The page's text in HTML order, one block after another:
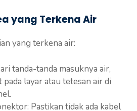
yang Terkena Air
yang terkena air:
tanda-tanda masuknya air,
layar atau tetesan air di
Pastikan tidak ada kabel